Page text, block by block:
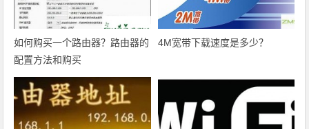
如何购买一个路由器？路由器的
配置方法和购买
4M宽带下载速度是多少？